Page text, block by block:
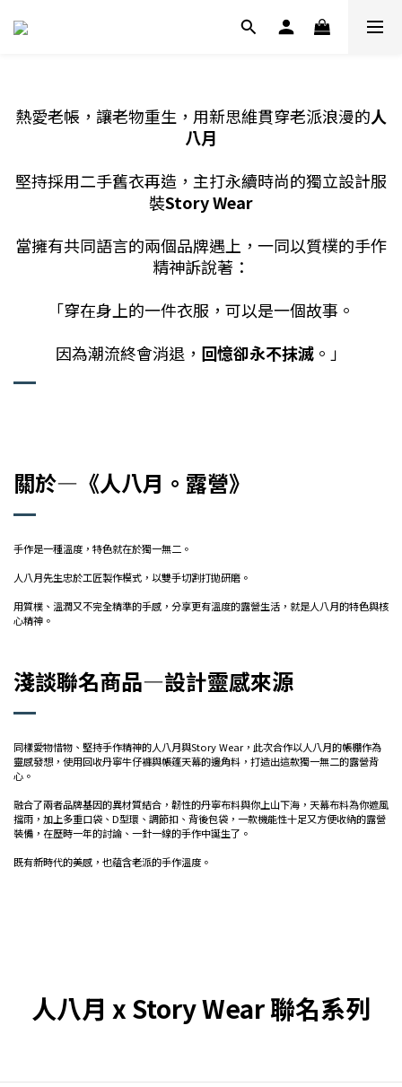
熱愛老帳，讓老物重生，用新思維貫穿老派浪漫的人
八月
堅持採用二手舊衣再造，主打永續時尚的獨立設計服
裝Story Wear
當擁有共同語言的兩個品牌遇上，一同以質樸的手作
精神訴說著：
「穿在身上的一件衣服，可以是一個故事。
因為潮流終會消退， 回憶卻永不抹滅 。」
關於—《人八月。露營》
手作是一種溫度，特色就在於獨一無二。
人八月先生忠於工匠製作模式，以雙手切割打拋研磨。
用質樸、溫潤又不完全精準的手感，分享更有溫度的露營生活，就是人八月的特色與核
心精神。
淺談聯名商品—設計靈感來源
同樣愛物惜物、堅持手作精神的人八月與Story Wear，此次合作以人八月的帳棚作為
靈感發想，使用回收丹寧牛仔褲與帳篷天幕的邊角料，打造出這款獨一無二的露營背
心。
融合了兩者品牌基因的異材質結合，韌性的丹寧布料與你上山下海，天幕布料為你遮風
擋雨，加上多重口袋、D型環、調節扣、背後包袋，一款機能性十足又方便收納的露營
裝備，在歷時一年的討論、一針一線的手作中誕生了。
既有新時代的美感，也蘊含老派的手作溫度。
人八月 x Story Wear聯名系列